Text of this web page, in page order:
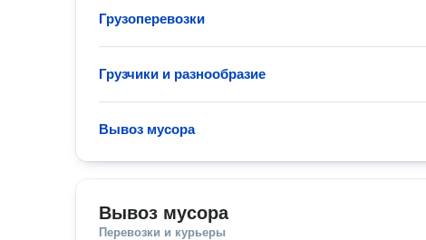
Грузоперевозки
Грузчики и разнообразие
Вывоз мусора
Вывоз мусора
Перевозки и курьеры